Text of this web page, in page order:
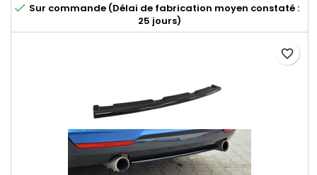
 Sur commande (Délai de fabrication moyen constaté :
25 jours)
favorite_border